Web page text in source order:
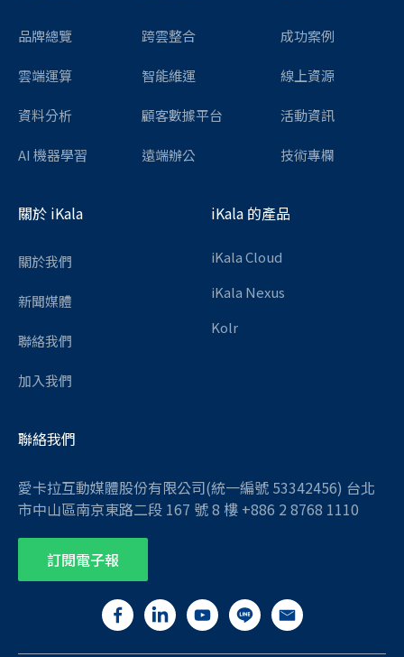
品牌總覽
雲端運算
資料分析
AI 機器學習
跨雲整合
智能維運
顧客數據平台
遠端辦公
成功案例
線上資源
活動資訊
技術專欄
關於 iKala
關於我們
新聞媒體
聯絡我們
加入我們
iKala 的產品
iKala Cloud
iKala Nexus
Kolr
聯絡我們
愛卡拉互動媒體股份有限公司(統一編號 53342456) 台北
市中山區南京東路二段 167 號 8 樓 +886 2 8768 1110
訂閱電子報